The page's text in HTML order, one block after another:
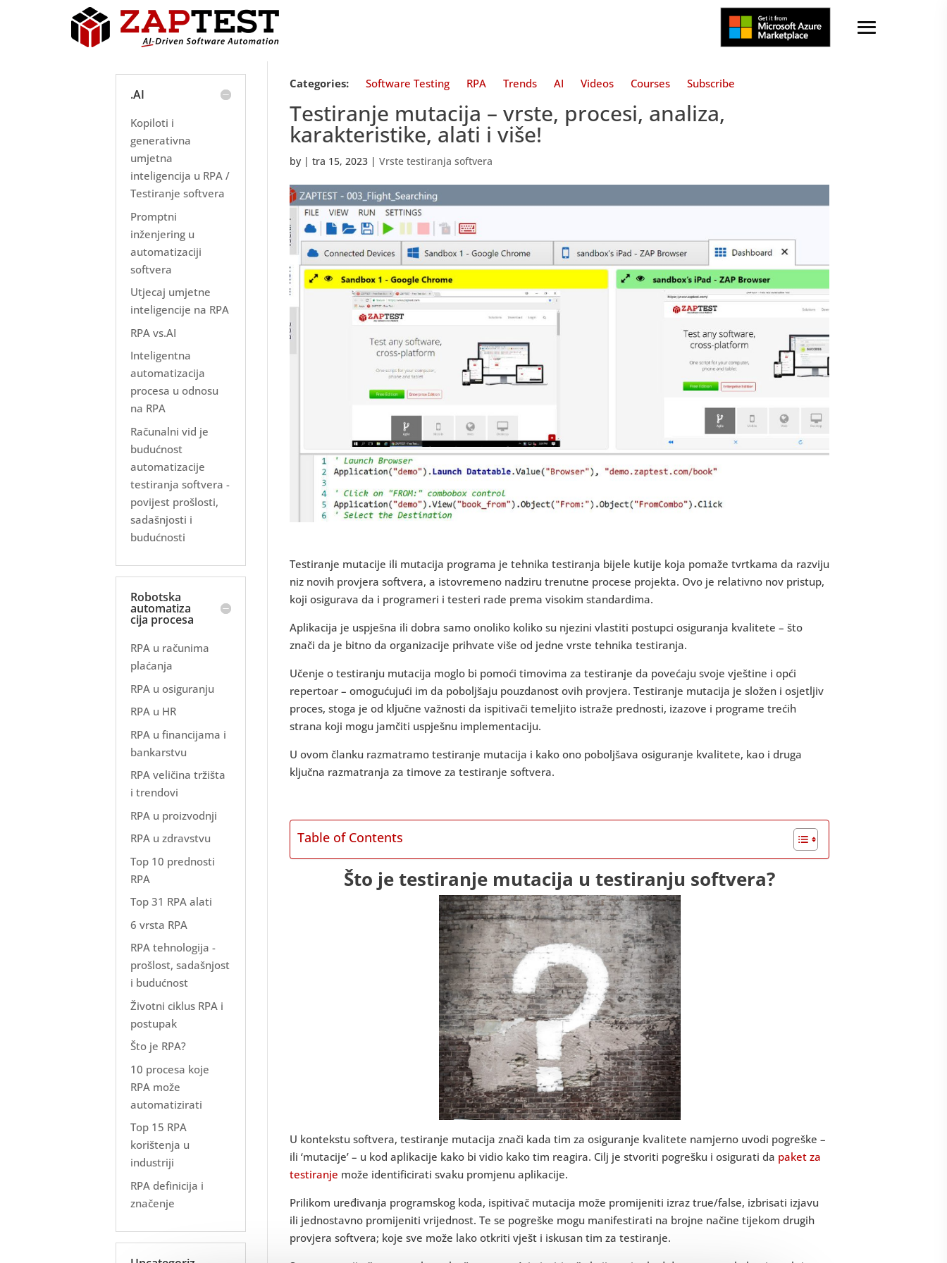
Categories: Software Testing RPA Trends AI Videos Courses Subscribe
Testiranje mutacija – vrste, procesi, analiza,
karakteristike, alati i više!
by |tra 15, 2023 |Vrste testiranja softvera
Testiranje mutacije ili mutacija programa je tehnika testiranja bijele kutije koja pomaže tvrtkama da razviju
niz novih provjera softvera, a istovremeno nadziru trenutne procese projekta. Ovo je relativno nov pristup,
koji osigurava da i programeri i testeri rade prema visokim standardima.
Aplikacija je uspješna ili dobra samo onoliko koliko su njezini vlastiti postupci osiguranja kvalitete – što
znači da je bitno da organizacije prihvate više od jedne vrste tehnika testiranja.
Učenje o testiranju mutacija moglo bi pomoći timovima za testiranje da povećaju svoje vještine i opći
repertoar – omogućujući im da poboljšaju pouzdanost ovih provjera. Testiranje mutacija je složen i osjetljiv
proces, stoga je od ključne važnosti da ispitivači temeljito istraže prednosti, izazove i programe trećih
strana koji mogu jamčiti uspješnu implementaciju.
U ovom članku razmatramo testiranje mutacija i kako ono poboljšava osiguranje kvalitete, kao i druga
ključna razmatranja za timove za testiranje softvera.
Table of Contents
Što je testiranje mutacija u testiranju softvera?
U kontekstu softvera, testiranje mutacija znači kada tim za osiguranje kvalitete namjerno uvodi pogreške –
ili ‘mutacije’ – u kod aplikacije kako bi vidio kako tim reagira. Cilj je stvoriti pogrešku i osigurati da paket za
testiranje može identificirati svaku promjenu aplikacije.
Prilikom uređivanja programskog koda, ispitivač mutacija može promijeniti izraz true/false, izbrisati izjavu
ili jednostavno promijeniti vrijednost. Te se pogreške mogu manifestirati na brojne načine tijekom drugih
provjera softvera; koje sve može lako otkriti vješt i iskusan tim za testiranje.
.AI
Kopiloti i
generativna
umjetna
inteligencija u RPA /
Testiranje softvera
Promptni
inženjering u
automatizaciji
softvera
Utjecaj umjetne
inteligencije na RPA
RPA vs.AI
Inteligentna
automatizacija
procesa u odnosu
na RPA
Računalni vid je
budućnost
automatizacije
testiranja softvera -
povijest prošlosti,
sadašnjosti i
budućnosti
Robotska
automatiza
cija procesa
RPA u računima
plaćanja
RPA u osiguranju
RPA u HR
RPA u financijama i
bankarstvu
RPA veličina tržišta
i trendovi
RPA u proizvodnji
RPA u zdravstvu
Top 10 prednosti
RPA
Top 31 RPA alati
6 vrsta RPA
RPA tehnologija -
prošlost, sadašnjost
i budućnost
Životni ciklus RPA i
postupak
Što je RPA?
10 procesa koje
RPA može
automatizirati
Top 15 RPA
korištenja u
industriji
RPA definicija i
značenje